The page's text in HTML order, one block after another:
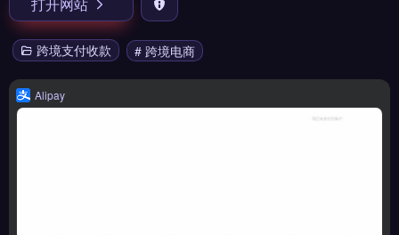
跨境支付收款 # 跨境电商
Alipay